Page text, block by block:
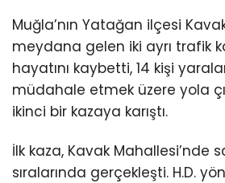
Muğla’nın Yatağan ilçesi
meydana gelen iki ayrı trafik
hayatını kaybetti, 14 kişi
müdahale etmek üzere yola
ikinci bir kazaya karıştı.
İlk kaza, Kavak Mahallesi’nde
sıralarında gerçekleşti. H.D.